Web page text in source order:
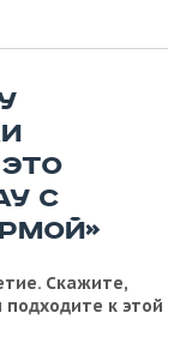
С
Скажите,
к этой